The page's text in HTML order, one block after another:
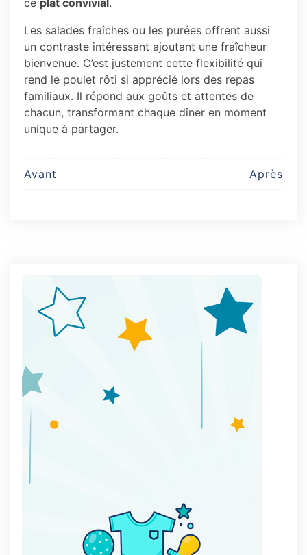
ce plat convivial.
Les salades fraîches ou les purées offrent aussi
un contraste intéressant ajoutant une fraîcheur
bienvenue. C’est justement cette flexibilité qui
rend le poulet rôti si apprécié lors des repas
familiaux. Il répond aux goûts et attentes de
chacun, transformant chaque dîner en moment
unique à partager.
Post
Avant Après